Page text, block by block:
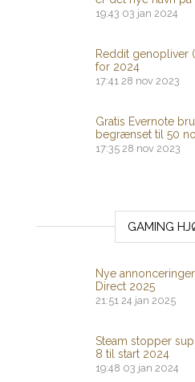
19:43 03 jan 2024
Reddit genopliver
for 2024
17:41 28 nov 2023
Gratis Evernote
begrænset til 50
17:35 28 nov 2023
GAMING
Nye
Direct 2025
21:51 24 jan 2025
Steam stopper
8 til start 2024
19:48 03 jan 2024